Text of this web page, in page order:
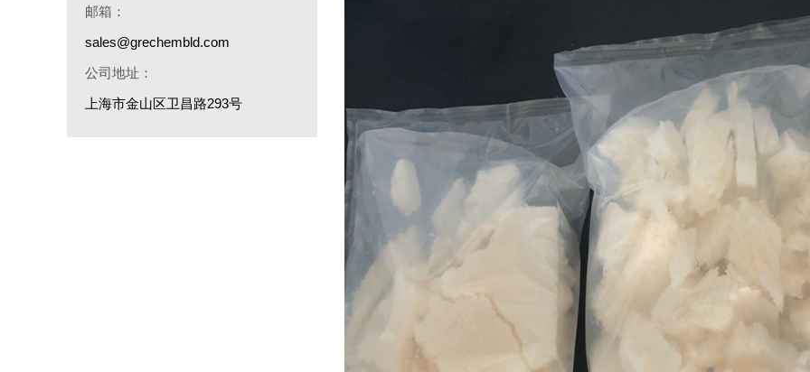
邮箱：
sales@grechembld.com
公司地址：
上海市金山区卫昌路293号